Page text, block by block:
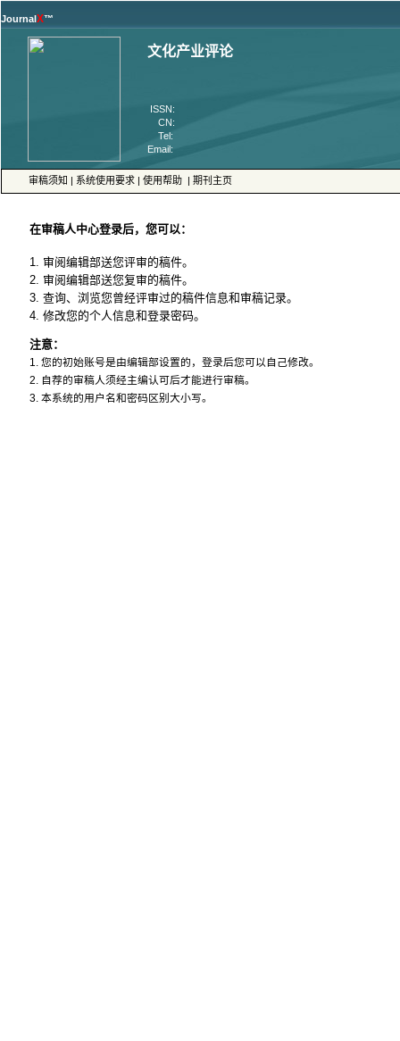
™
ISSN:
CN:
Tel:
Email:
| | |
4. 修改您的个人信息和登录密码。